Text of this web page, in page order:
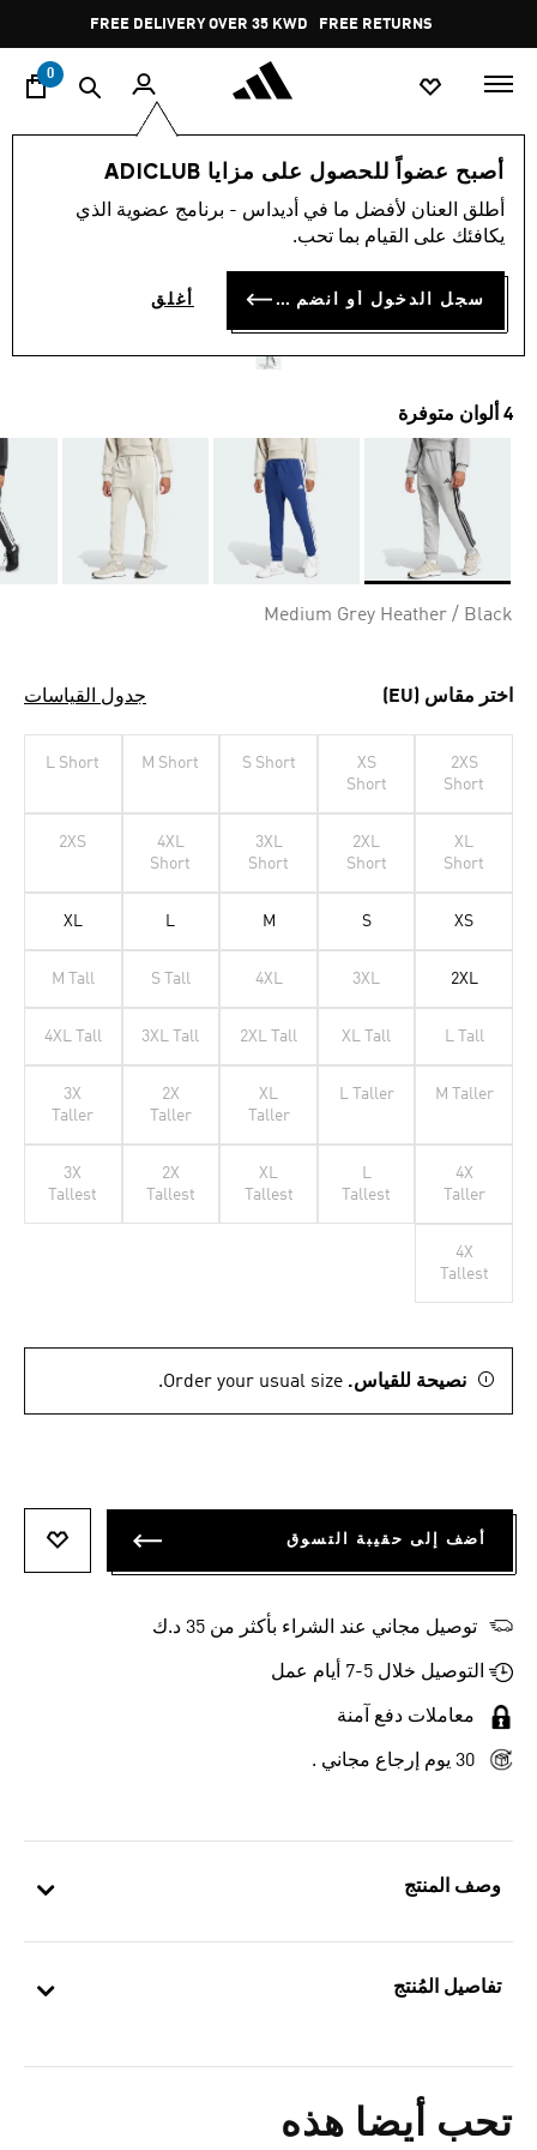
Pause
promotion
rotation
FREE DELIVERY OVER 35 KWD FREE RETURNS
0
أصبح عضواً للحصول على مزايا ADICLUB
أطلق العنان لأفضل ما في أديداس - برنامج عضوية الذي
يكافئك على القيام بما تحب.
سجل الدخول أو انضم الآن أغلق
وصف المنتج
تفاصيل المُنتج
تحب أيضا هذه
الرجال ملابس
بنطال ESSENTIAL 3-STRIPES
FRENCH TERRY
KD 20.00
4 ألوان متوفرة
Medium Grey Heather / Black
اختر مقاس (EU) جدول القياسات
2XS
Short
XS
Short
S Short
M Short
L Short
XL
Short
2XL
Short
3XL
Short
4XL
Short
2XS
XS
S
M
L
XL
2XL
3XL
4XL
S Tall
M Tall
L Tall
XL Tall
2XL Tall
3XL Tall
4XL Tall
M Taller
L Taller
XL
Taller
2X
Taller
3X
Taller
4X
Taller
L
Tallest
XL
Tallest
2X
Tallest
3X
Tallest
4X
Tallest
نصيحة للقياس. Order your usual size.
أضف إلى حقيبة التسوق
توصيل مجاني عند الشراء بأكثر من 35 د.ك
التوصيل خلال 5-7 أيام عمل
معاملات دفع آمنة